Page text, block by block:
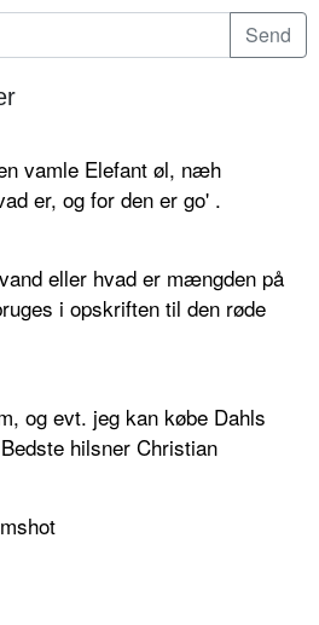
vamle Elefant øl, næh
er, og for den er go' .
eller hvad er mængden på
i opskriften til den røde
og evt. jeg kan købe Dahls
hilsner Christian